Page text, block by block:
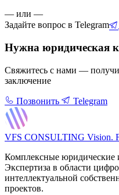
— или —
Задайте вопрос в Telegram
Нужна юридическая
Свяжитесь с нами —
заключение
Позвонить Telegram
VFS CONSULTING Vision.
Комплексные юридические
Экспертиза в области
интеллектуальной
проектов.